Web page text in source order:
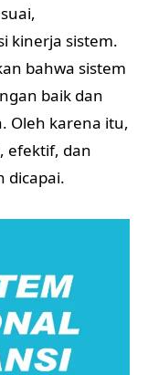
kinerja sistem.
bahwa sistem
baik dan
Oleh karena itu,
efektif, dan
dicapai.